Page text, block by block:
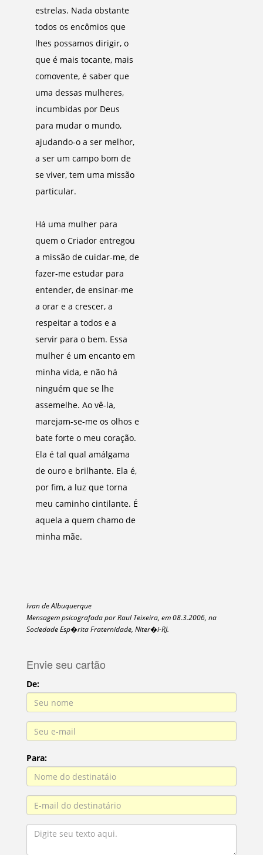
estrelas. Nada obstante
todos os encômios que
lhes possamos dirigir, o
que é mais tocante, mais
comovente, é saber que
uma dessas mulheres,
incumbidas por Deus
para mudar o mundo,
ajudando-o a ser melhor,
a ser um campo bom de
se viver, tem uma missão
particular.
Há uma mulher para
quem o Criador entregou
a missão de cuidar-me, de
fazer-me estudar para
entender, de ensinar-me
a orar e a crescer, a
respeitar a todos e a
servir para o bem. Essa
mulher é um encanto em
minha vida, e não há
ninguém que se lhe
assemelhe. Ao vê-la,
marejam-se-me os olhos e
bate forte o meu coração.
Ela é tal qual amálgama
de ouro e brilhante. Ela é,
por fim, a luz que torna
meu caminho cintilante. É
aquela a quem chamo de
minha mãe.
Ivan de Albuquerque
Mensagem psicografada por Raul Teixeira, em 08.3.2006, na
Sociedade Esp�rita Fraternidade, Niter�i-RJ.
Envie seu cartão
De:
Para: